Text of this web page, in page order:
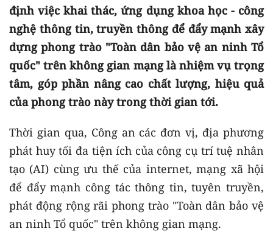
định việc khai thác, ứng dụng khoa học - công
nghệ thông tin, truyền thông để đẩy mạnh xây
dựng phong trào "Toàn dân bảo vệ an ninh Tổ
quốc" trên không gian mạng là nhiệm vụ trọng
tâm, góp phần nâng cao chất lượng, hiệu quả
của phong trào này trong thời gian tới.
Thời gian qua, Công an các đơn vị, địa phương
phát huy tối đa tiện ích của công cụ trí tuệ nhân
tạo (AI) cùng ưu thế của internet, mạng xã hội
để đẩy mạnh công tác thông tin, tuyên truyền,
phát động rộng rãi phong trào "Toàn dân bảo vệ
an ninh Tổ quốc" trên không gian mạng.